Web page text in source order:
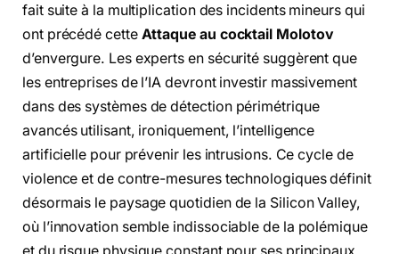
fait suite à la multiplication des incidents mineurs qui
ont précédé cette Attaque au cocktail Molotov
d’envergure. Les experts en sécurité suggèrent que
les entreprises de l’IA devront investir massivement
dans des systèmes de détection périmétrique
avancés utilisant, ironiquement, l’intelligence
artificielle pour prévenir les intrusions. Ce cycle de
violence et de contre-mesures technologiques définit
désormais le paysage quotidien de la Silicon Valley,
où l’innovation semble indissociable de la polémique